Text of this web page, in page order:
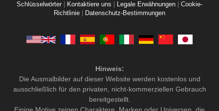
Schlüsselwörter
Kontaktiere uns Legale Erwähnungen
Cookie-
Richtlinie
Datenschutz-Bestimmungen
Hinweis:
Die Ausmalbilder auf dieser Website werden kostenlos und
ausschließlich für den privaten, nicht-kommerziellen Gebrauch
bereitgestellt.